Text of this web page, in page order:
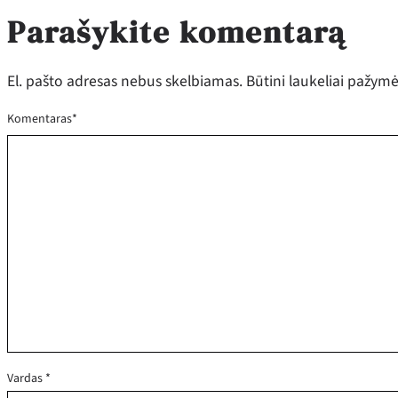
Parašykite komentarą
El. pašto adresas nebus skelbiamas. Būtini laukeliai
Komentaras*
Vardas *